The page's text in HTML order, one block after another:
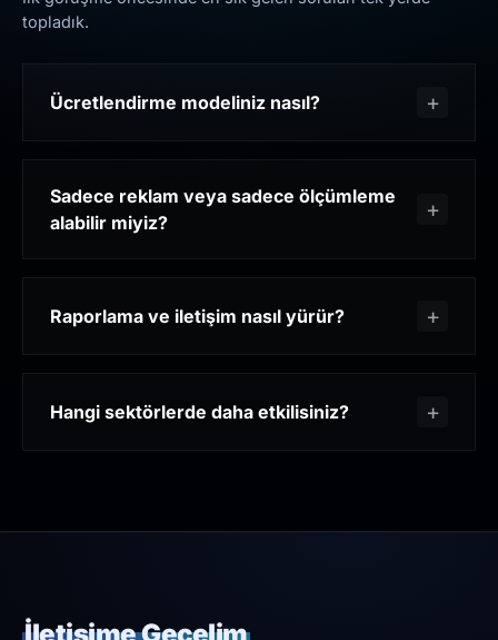
topladık.
Ücretlendirme modeliniz nasıl?
Sadece reklam veya sadece ölçümleme
alabilir miyiz?
Raporlama ve iletişim nasıl yürür?
Hangi sektörlerde daha etkilisiniz?